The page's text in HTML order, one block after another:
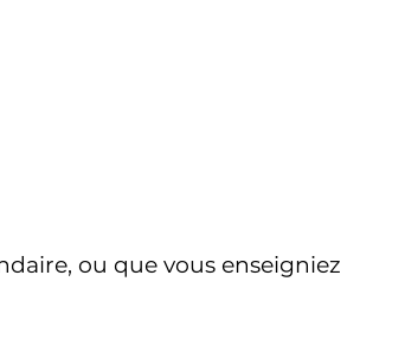
ou que vous enseigniez